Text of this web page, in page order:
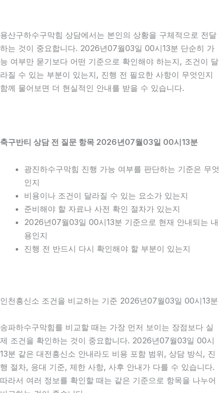
용산구하수구막힘 상담에서는 본인의 상황을 구체적으로 전달
하는 것이 중요합니다. 2026년07월03일 00시13분 단순히 가
능 여부만 묻기보다 어떤 기준으로 확인해야 하는지, 조건이 달
라질 수 있는 부분이 있는지, 진행 전 필요한 사항이 무엇인지
함께 물어보면 더 현실적인 안내를 받을 수 있습니다.
축구반티 상담 전 질문 항목 2026년07월03일 00시13분
광진하수구막힘 진행 가능 여부를 판단하는 기준은 무엇
인지
비용이나 조건이 달라질 수 있는 요소가 있는지
준비해야 할 자료나 사전 확인 절차가 있는지
2026년07월03일 00시13분 기준으로 현재 안내되는 내
용인지
진행 전 반드시 다시 확인해야 할 부분이 있는지
인천흥신소 조건을 비교하는 기준 2026년07월03일 00시13분
송파하수구막힘를 비교할 때는 가장 먼저 보이는 장점보다 실
제 조건을 확인하는 것이 중요합니다. 2026년07월03일 00시
13분 같은 대전흥신소 안내라도 비용 포함 범위, 상담 방식, 진
행 절차, 응대 기준, 제한 사항, 사후 안내가 다를 수 있습니다.
따라서 여러 정보를 확인할 때는 같은 기준으로 항목을 나누어